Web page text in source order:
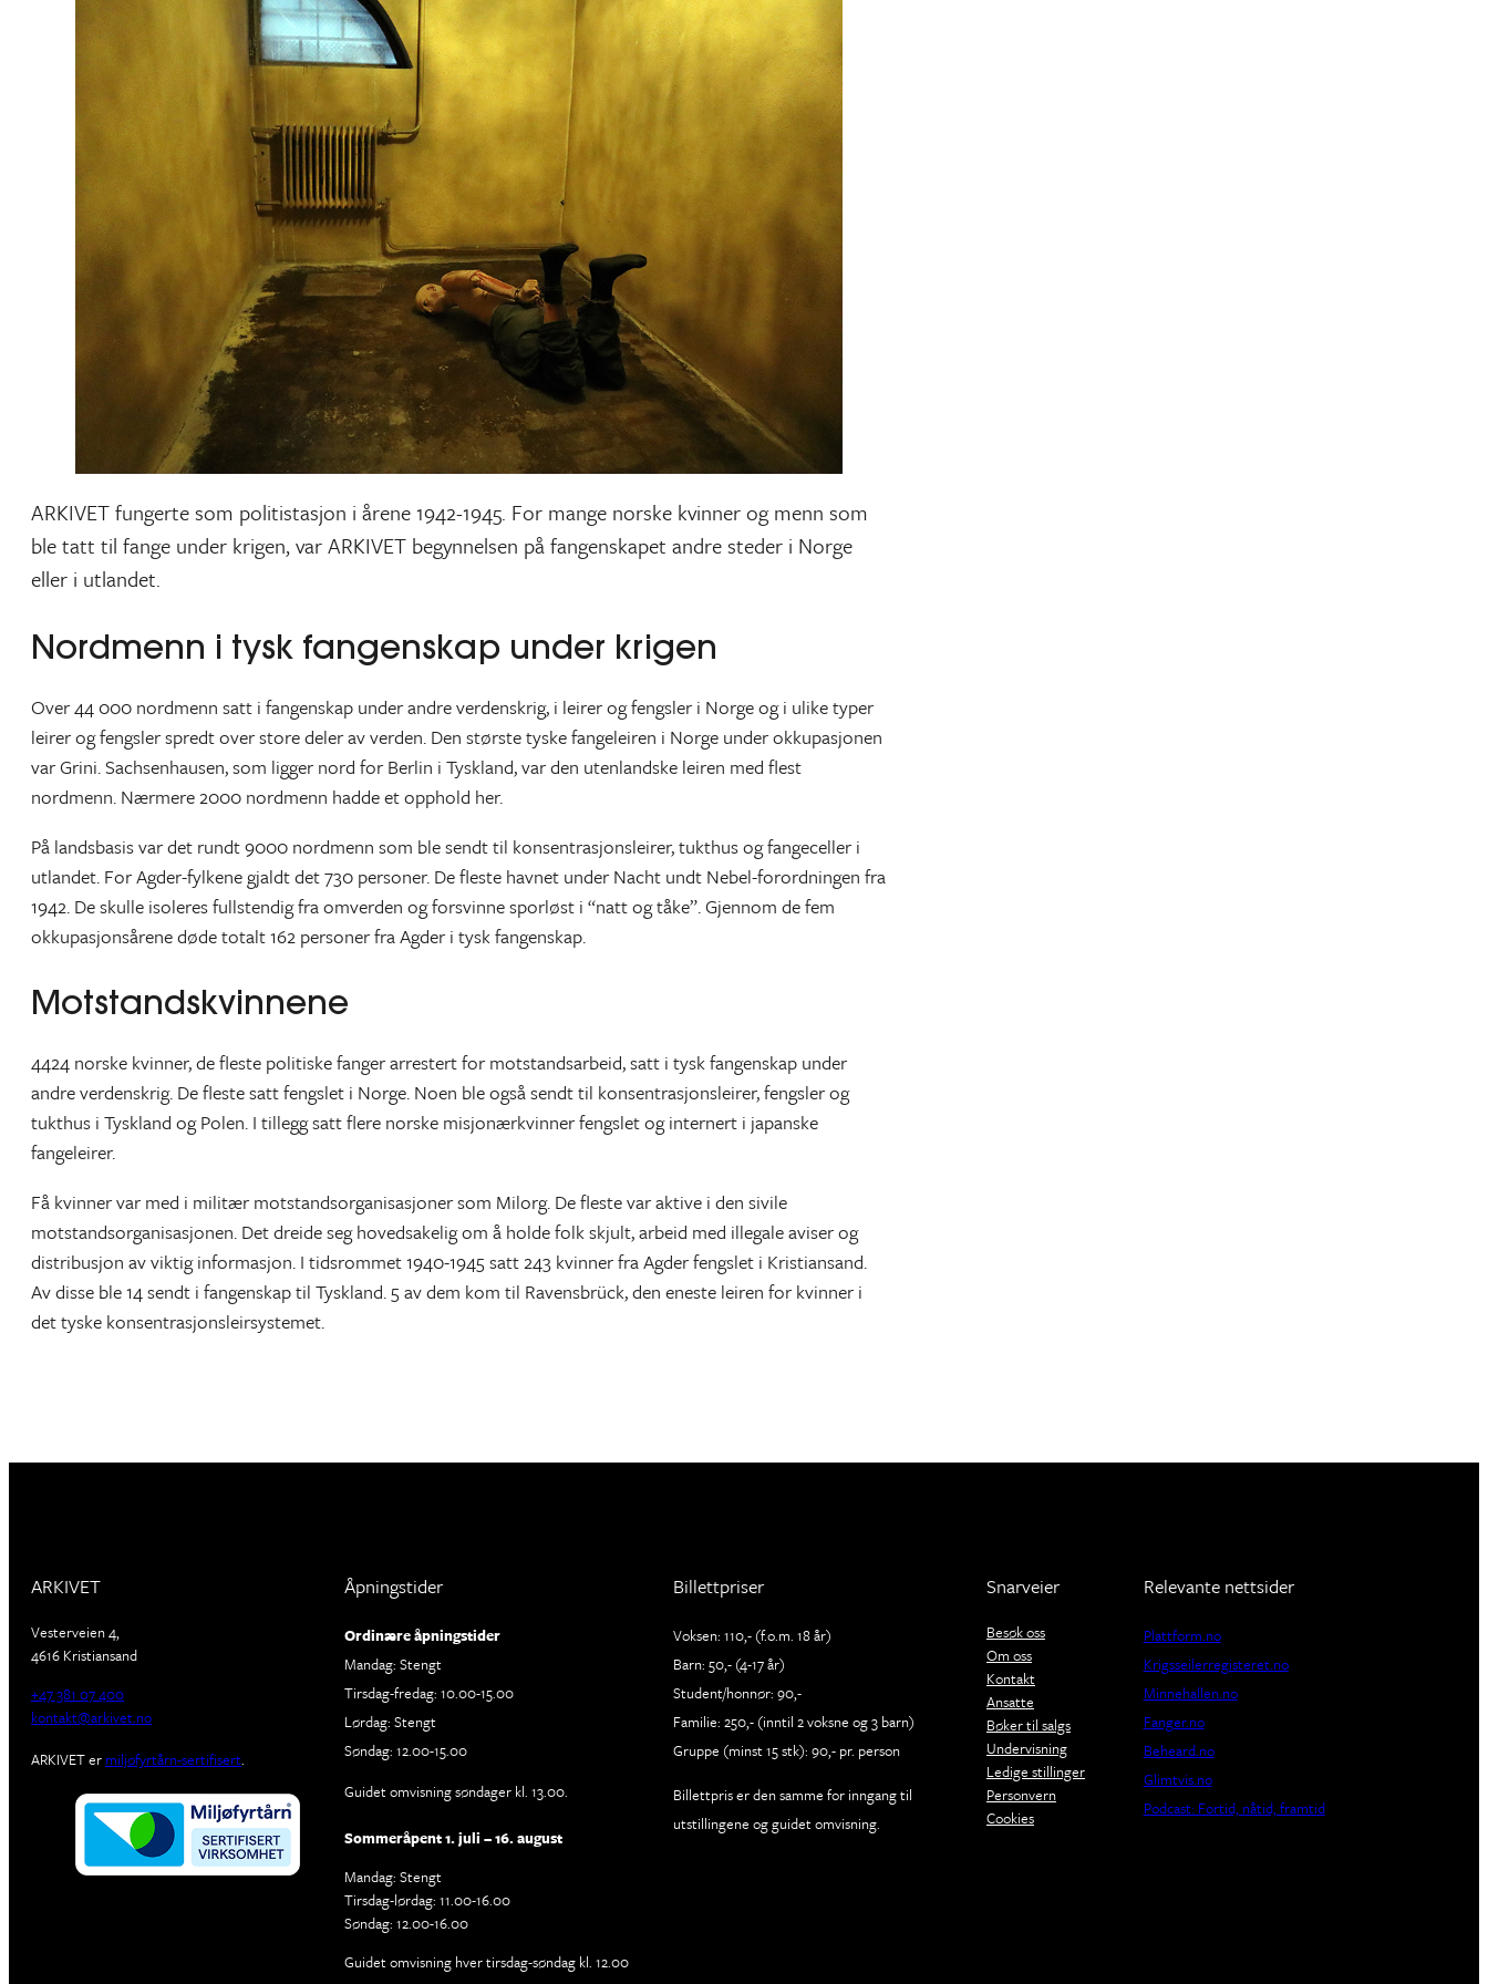
ARKIVET fungerte som politistasjon i årene 1942-1945. For mange norske kvinner og menn som
ble tatt til fange under krigen, var ARKIVET begynnelsen på fangenskapet andre steder i Norge
eller i utlandet.
Nordmenn i tysk fangenskap under krigen
Over 44 000 nordmenn satt i fangenskap under andre verdenskrig, i leirer og fengsler i Norge og i ulike typer
leirer og fengsler spredt over store deler av verden. Den største tyske fangeleiren i Norge under okkupasjonen
var Grini. Sachsenhausen, som ligger nord for Berlin i Tyskland, var den utenlandske leiren med flest
nordmenn. Nærmere 2000 nordmenn hadde et opphold her.
På landsbasis var det rundt 9000 nordmenn som ble sendt til konsentrasjonsleirer, tukthus og fangeceller i
utlandet. For Agder-fylkene gjaldt det 730 personer. De fleste havnet under Nacht undt Nebel-forordningen fra
1942. De skulle isoleres fullstendig fra omverden og forsvinne sporløst i “natt og tåke”. Gjennom de fem
okkupasjonsårene døde totalt 162 personer fra Agder i tysk fangenskap.
Motstandskvinnene
4424 norske kvinner, de fleste politiske fanger arrestert for motstandsarbeid, satt i tysk fangenskap under
andre verdenskrig. De fleste satt fengslet i Norge. Noen ble også sendt til konsentrasjonsleirer, fengsler og
tukthus i Tyskland og Polen. I tillegg satt flere norske misjonærkvinner fengslet og internert i japanske
fangeleirer.
Få kvinner var med i militær motstandsorganisasjoner som Milorg. De fleste var aktive i den sivile
motstandsorganisasjonen. Det dreide seg hovedsakelig om å holde folk skjult, arbeid med illegale aviser og
distribusjon av viktig informasjon. I tidsrommet 1940-1945 satt 243 kvinner fra Agder fengslet i Kristiansand.
Av disse ble 14 sendt i fangenskap til Tyskland. 5 av dem kom til Ravensbrück, den eneste leiren for kvinner i
det tyske konsentrasjonsleirsystemet.
ARKIVET
Vesterveien 4,
4616 Kristiansand
+47 381 07 400
kontakt@arkivet.no
ARKIVET er miljøfyrtårn-sertifisert.
Åpningstider
Ordinære åpningstider
Mandag: Stengt
Tirsdag-fredag: 10.00-15.00
Lørdag: Stengt
Søndag: 12.00-15.00
Guidet omvisning søndager kl. 13.00.
Sommeråpent 1. juli – 16. august
Mandag: Stengt
Tirsdag-lørdag: 11.00-16.00
Søndag: 12.00-16.00
Guidet omvisning hver tirsdag-søndag kl. 12.00
Billettpriser
Voksen: 110,- (f.o.m. 18 år)
Barn: 50,- (4-17 år)
Student/honnør: 90,-
Familie: 250,- (inntil 2 voksne og 3 barn)
Gruppe (minst 15 stk): 90,- pr. person
Billettpris er den samme for inngang til
utstillingene og guidet omvisning.
Snarveier
Besøk oss
Om oss
Kontakt
Ansatte
Bøker til salgs
Undervisning
Ledige stillinger
Personvern
Cookies
Relevante nettsider
Plattform.no
Krigsseilerregisteret.no
Minnehallen.no
Fanger.no
Beheard.no
Glimtvis.no
Podcast: Fortid, nåtid, framtid